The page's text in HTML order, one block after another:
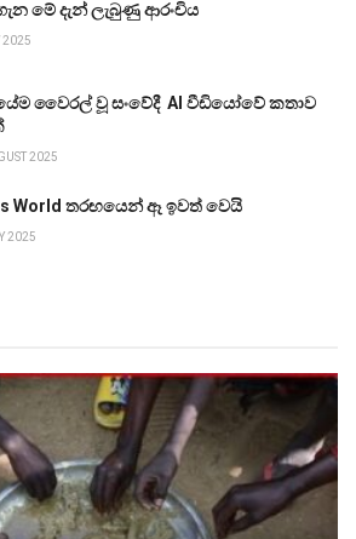
මේ දැන් ලැබුණු ආරංචිය
2025
වෛරල් වූ සංවේදී AI වීඩියෝවේ කතාව
2025
World තරඟයෙන් ඈ ඉවත් වෙයි
2025